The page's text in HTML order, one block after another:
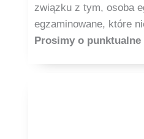
związku z tym, osoba
egzaminowane, które
Prosimy o